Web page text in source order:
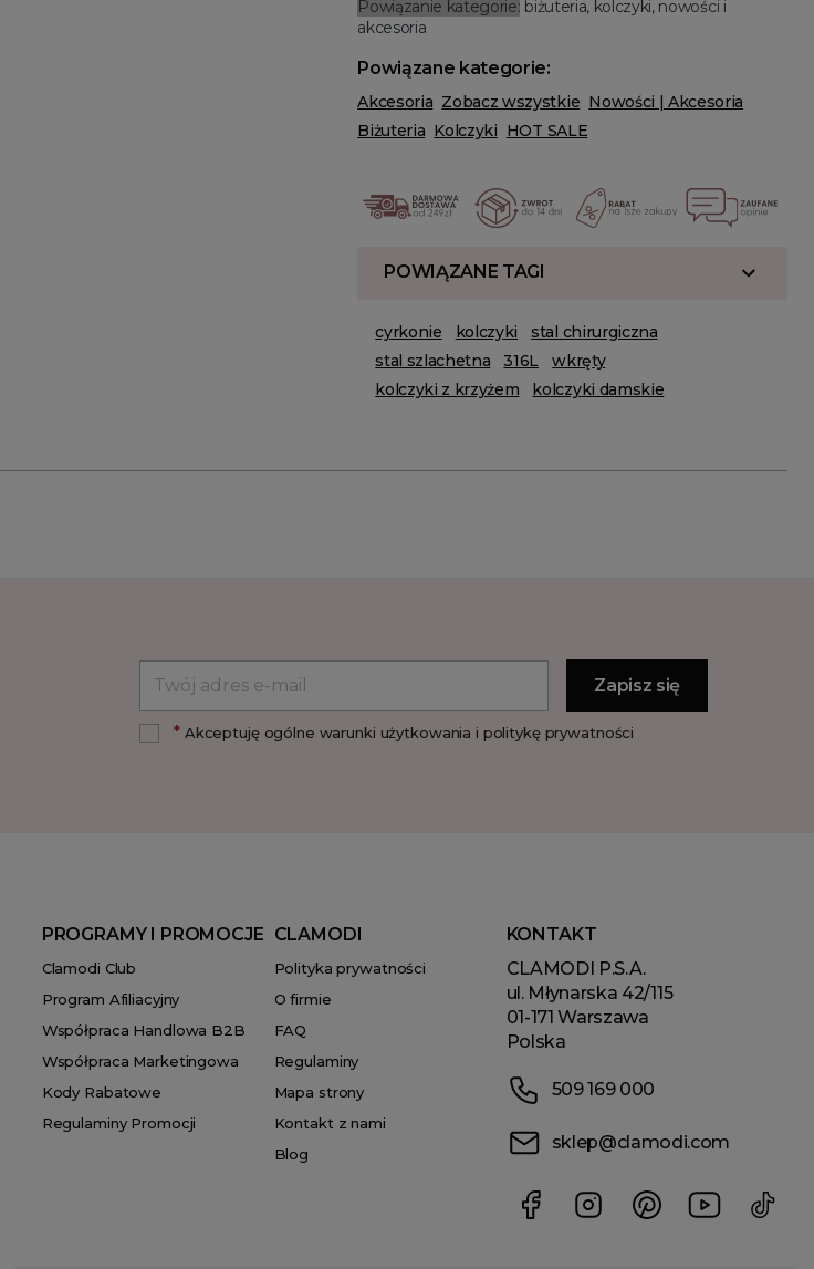
Powiązanie kategorie: biżuteria, kolczyki, nowości i
akcesoria
Powiązane kategorie:
Akcesoria Zobacz wszystkie Nowości | Akcesoria
Biżuteria Kolczyki HOT SALE
POWIĄZANE TAGI
cyrkonie kolczyki
stal chirurgiczna
stal szlachetna
316L
wkręty
kolczyki z krzyżem
kolczyki damskie
*Akceptuję ogólne warunki użytkowania i politykę prywatności
PROGRAMY I PROMOCJE
Clamodi Club
Program Afiliacyjny
Współpraca Handlowa B2B
Współpraca Marketingowa
Kody Rabatowe
Regulaminy Promocji
CLAMODI
Polityka prywatności
O firmie
FAQ
Regulaminy
Mapa strony
Kontakt z nami
Blog
KONTAKT
CLAMODI P.S.A.
ul. Młynarska 42/115
01-171 Warszawa
Polska
509 169 000
sklep@clamodi.com